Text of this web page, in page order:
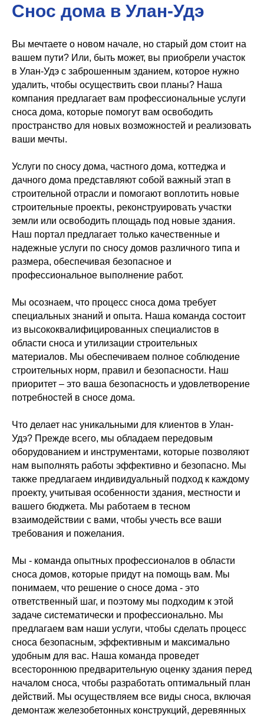
Снос дома в Улан-Удэ
Вы мечтаете о новом начале, но старый дом стоит на
вашем пути? Или, быть может, вы приобрели участок
в Улан-Удэ с заброшенным зданием, которое нужно
удалить, чтобы осуществить свои планы? Наша
компания предлагает вам профессиональные услуги
сноса дома, которые помогут вам освободить
пространство для новых возможностей и реализовать
ваши мечты.
Услуги по сносу дома, частного дома, коттеджа и
дачного дома представляют собой важный этап в
строительной отрасли и помогают воплотить новые
строительные проекты, реконструировать участки
земли или освободить площадь под новые здания.
Наш портал предлагает только качественные и
надежные услуги по сносу домов различного типа и
размера, обеспечивая безопасное и
профессиональное выполнение работ.
Мы осознаем, что процесс сноса дома требует
специальных знаний и опыта. Наша команда состоит
из высококвалифицированных специалистов в
области сноса и утилизации строительных
материалов. Мы обеспечиваем полное соблюдение
строительных норм, правил и безопасности. Наш
приоритет – это ваша безопасность и удовлетворение
потребностей в сносе дома.
Что делает нас уникальными для клиентов в Улан-
Удэ? Прежде всего, мы обладаем передовым
оборудованием и инструментами, которые позволяют
нам выполнять работы эффективно и безопасно. Мы
также предлагаем индивидуальный подход к каждому
проекту, учитывая особенности здания, местности и
вашего бюджета. Мы работаем в тесном
взаимодействии с вами, чтобы учесть все ваши
требования и пожелания.
Мы - команда опытных профессионалов в области
сноса домов, которые придут на помощь вам. Мы
понимаем, что решение о сносе дома - это
ответственный шаг, и поэтому мы подходим к этой
задаче систематически и профессионально. Мы
предлагаем вам наши услуги, чтобы сделать процесс
сноса безопасным, эффективным и максимально
удобным для вас. Наша команда проведет
всестороннюю предварительную оценку здания перед
началом сноса, чтобы разработать оптимальный план
действий. Мы осуществляем все виды сноса, включая
демонтаж железобетонных конструкций, деревянных